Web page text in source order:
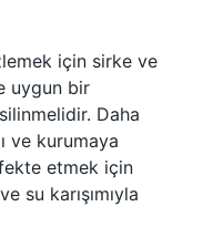
için sirke ve
uygun bir
Daha
ve kurumaya
etmek için
su karışımıyla